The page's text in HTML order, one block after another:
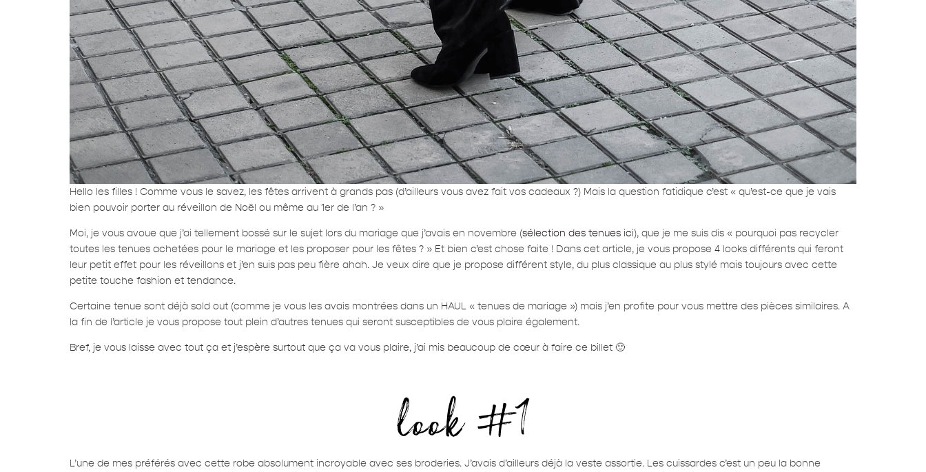
Hello les filles ! Comme vous le savez, les fêtes arrivent à grands pas (d’ailleurs vous avez fait vos cadeaux ?) Mais la question fatidique c’est « qu’est-ce que je vais
bien pouvoir porter au réveillon de Noël ou même au 1er de l’an ? »
Moi, je vous avoue que j’ai tellement bossé sur le sujet lors du mariage que j’avais en novembre (sélection des tenues ici), que je me suis dis « pourquoi pas recycler
toutes les tenues achetées pour le mariage et les proposer pour les fêtes ? » Et bien c’est chose faite ! Dans cet article, je vous propose 4 looks différents qui feront
leur petit effet pour les réveillons et j’en suis pas peu fière ahah. Je veux dire que je propose différent style, du plus classique au plus stylé mais toujours avec cette
petite touche fashion et tendance.
Certaine tenue sont déjà sold out (comme je vous les avais montrées dans un HAUL « tenues de mariage ») mais j’en profite pour vous mettre des pièces similaires. A
la fin de l’article je vous propose tout plein d’autres tenues qui seront susceptibles de vous plaire également.
Bref, je vous laisse avec tout ça et j’espère surtout que ça va vous plaire, j’ai mis beaucoup de cœur à faire ce billet 🙂
L’une de mes préférés avec cette robe absolument incroyable avec ses broderies. J’avais d’ailleurs déjà la veste assortie. Les cuissardes c’est un peu la bonne